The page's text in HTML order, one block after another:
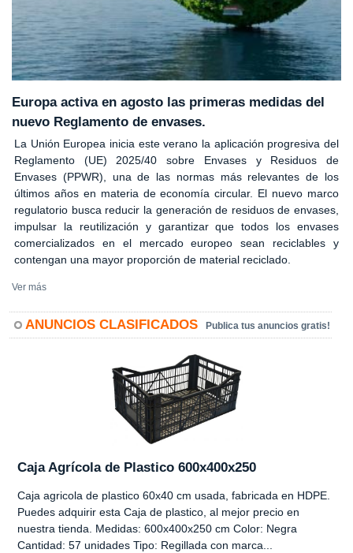
Europa activa en agosto las primeras medidas del
nuevo Reglamento de envases.
La Unión Europea inicia este verano la aplicación progresiva del
Reglamento (UE) 2025/40 sobre Envases y Residuos de
Envases (PPWR), una de las normas más relevantes de los
últimos años en materia de economía circular. El nuevo marco
regulatorio busca reducir la generación de residuos de envases,
impulsar la reutilización y garantizar que todos los envases
comercializados en el mercado europeo sean reciclables y
contengan una mayor proporción de material reciclado.
Ver más
ANUNCIOS CLASIFICADOS Publica tus anuncios gratis!
Caja Agrícola de Plastico 600x400x250
Caja agricola de plastico 60x40 cm usada, fabricada en HDPE.
Puedes adquirir esta Caja de plastico, al mejor precio en
nuestra tienda. Medidas: 600x400x250 cm Color: Negra
Cantidad: 57 unidades Tipo: Regillada con marca...